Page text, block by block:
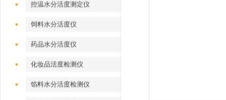
控温水分活度测定仪
饲料水分活度仪
药品水分活度仪
化妆品活度检测仪
馅料水分活度检测仪